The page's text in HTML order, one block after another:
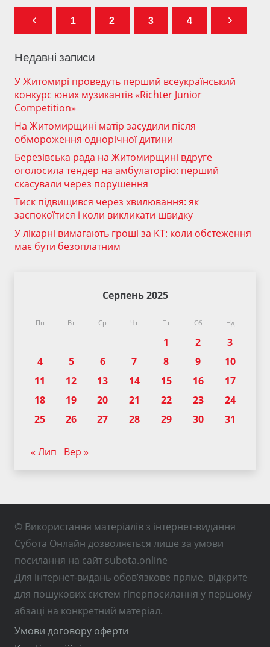
1 2 3 4
Недавні записи
У Житомирі проведуть перший всеукраїнський
конкурс юних музикантів «Richter Junior
Competition»
На Житомирщині матір засудили після
обмороження однорічної дитини
Березівська рада на Житомирщині вдруге
оголосила тендер на амбулаторію: перший
скасували через порушення
Тиск підвищився через хвилювання: як
заспокоїтися і коли викликати швидку
У лікарні вимагають гроші за КТ: коли обстеження
має бути безоплатним
Серпень 2025
Пн Вт Ср Чт Пт Сб Нд
1 2
3
4
5 6 7 8 9
10
11
12 13 14 15 16
17
18
19 20 21 22 23
24
25
26 27 28 29 30 31
« Лип Вер »
© Використання матеріалів з інтернет-видання
Субота Онлайн дозволяється лише за умови
посилання на сайт subota.online
Для інтернет-видань обов’язкове пряме, відкрите
для пошукових систем гіперпосилання у першому
абзаці на конкретний матеріал.
Умови договору оферти